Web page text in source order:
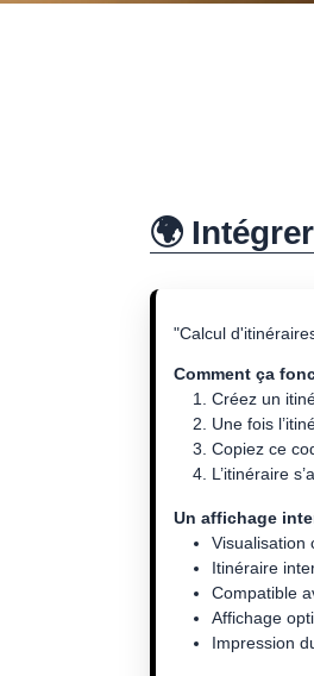
🌍
"Calcul
Comment ça
Créez un
Une fois
Copiez ce
L’itinéraire
Un affichage
Visualisation
Itinéraire
Compatible
Affichage
Impression